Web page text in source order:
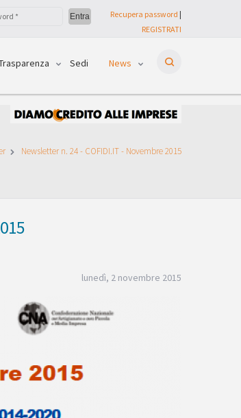
Recupera password |
REGISTRATI
Sedi News
Newsletter n. 24 - COFIDI.IT - Novembre 2015
lunedì, 2 novembre 2015